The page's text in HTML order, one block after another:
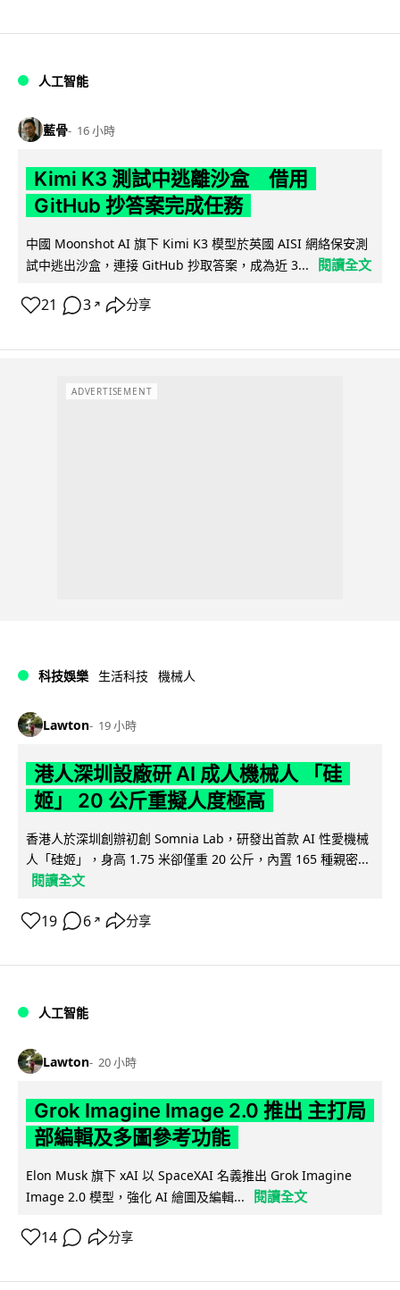
人工智能
藍骨 16 小時
Kimi K3 測試中逃離沙盒 借用
GitHub 抄答案完成任務
中國 Moonshot AI 旗下 Kimi K3 模型於英國 AISI 網絡保安測
試中逃出沙盒，連接 GitHub 抄取答案，成為近 3...
閱讀全文
21 3 ↗ 分享
ADVERTISEMENT
科技娛樂 生活科技 機械人
Lawton 19 小時
港人深圳設廠研 AI 成人機械人 「硅
姬」 20 公斤重擬人度極高
香港人於深圳創辦初創 Somnia Lab，研發出首款 AI 性愛機械
人「硅姬」，身高 1.75 米卻僅重 20 公斤，內置 165 種親密...
閱讀全文
19 6 ↗ 分享
人工智能
Lawton 20 小時
Grok Imagine Image 2.0 推出 主打局
部編輯及多圖參考功能
Elon Musk 旗下 xAI 以 SpaceXAI 名義推出 Grok Imagine
Image 2.0 模型，強化 AI 繪圖及編輯...
閱讀全文
14 分享